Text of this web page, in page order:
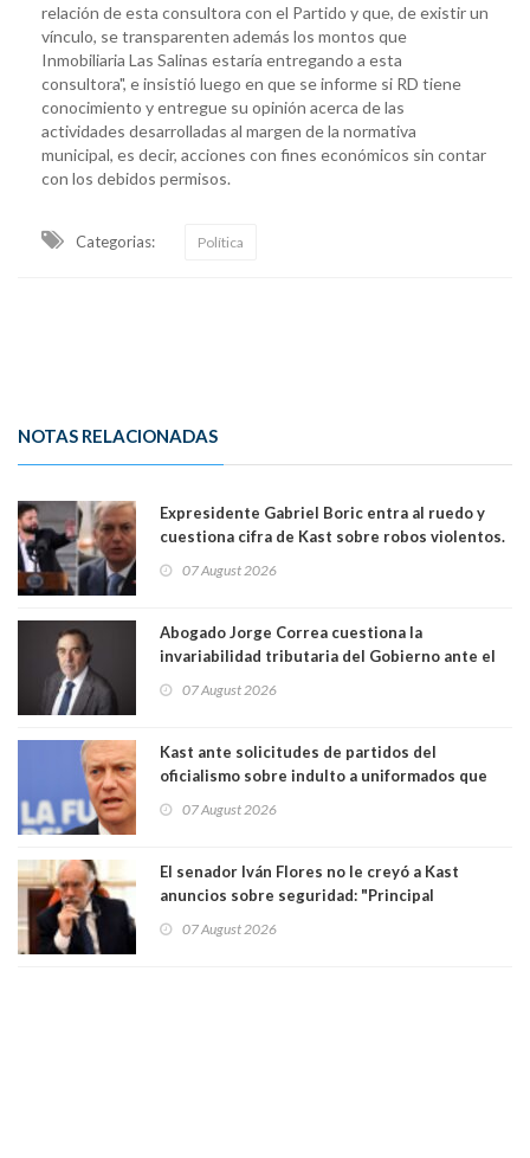
relación de esta consultora con el Partido y que, de existir un
vínculo, se transparenten además los montos que
Inmobiliaria Las Salinas estaría entregando a esta
consultora", e insistió luego en que se informe si RD tiene
conocimiento y entregue su opinión acerca de las
actividades desarrolladas al margen de la normativa
municipal, es decir, acciones con fines económicos sin contar
con los debidos permisos.
Categorias: Política
NOTAS RELACIONADAS
Expresidente Gabriel Boric entra al ruedo y
cuestiona cifra de Kast sobre robos violentos.
07 August 2026
Abogado Jorge Correa cuestiona la
invariabilidad tributaria del Gobierno ante el
democracia” y "defendemos la alternancia en el
07 August 2026
Kast ante solicitudes de partidos del
oficialismo sobre indulto a uniformados que
07 August 2026
El senador Iván Flores no le creyó a Kast
anuncios sobre seguridad: "Principal
perseguir ruta del dinero y levantar secreto
07 August 2026